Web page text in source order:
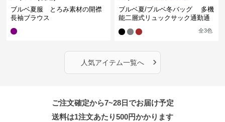
ブルベ夏服 とろみ素材の開襟
長袖ブラウス
ブルベ夏/ブルベ冬バッグ 多機
能二層式リュックサック通勤通
全3色
人気アイテム一覧へ ›
ご注文確定から7~28日でお届け予定
送料は1注文あたり500円かかります